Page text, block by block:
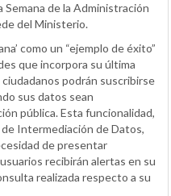
Semana de la Administración
del Ministerio.
como un “ejemplo de éxito”
que incorpora su última
podrán suscribirse
sus datos sean
pública. Esta funcionalidad,
Intermediación de Datos,
de presentar
recibirán alertas en su
realizada respecto a su